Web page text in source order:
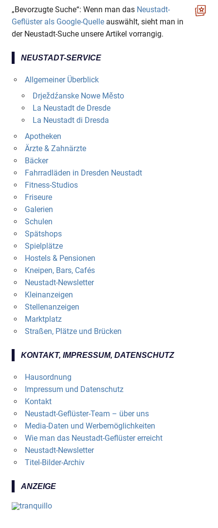
„Bevorzugte Suche“: Wenn man das Neustadt-
Geflüster als Google-Quelle auswählt, sieht man in
der Neustadt-Suche unsere Artikel vorrangig.
NEUSTADT-SERVICE
Allgemeiner Überblick
Drježdźanske Nowe Město
La Neustadt de Dresde
La Neustadt di Dresda
Apotheken
Ärzte & Zahnärzte
Bäcker
Fahrradläden in Dresden Neustadt
Fitness-Studios
Friseure
Galerien
Schulen
Spätshops
Spielplätze
Hostels & Pensionen
Kneipen, Bars, Cafés
Neustadt-Newsletter
Kleinanzeigen
Stellenanzeigen
Marktplatz
Straßen, Plätze und Brücken
KONTAKT, IMPRESSUM, DATENSCHUTZ
Hausordnung
Impressum und Datenschutz
Kontakt
Neustadt-Geflüster-Team – über uns
Media-Daten und Werbemöglichkeiten
Wie man das Neustadt-Geflüster erreicht
Neustadt-Newsletter
Titel-Bilder-Archiv
ANZEIGE